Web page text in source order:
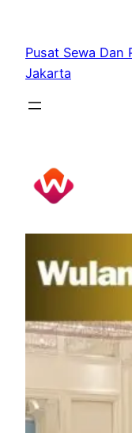
content
Pusat Sewa Dan
Jakarta